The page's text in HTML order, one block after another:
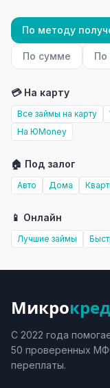
По методу
По сумме По
💳 На карту
Все займы на карту
На ЮMoney
🏠 Под залог
Авто Дома
📱 Онлайн
Лучшие займы
Микро
С 2022 года
50 проверенных
переплаты.